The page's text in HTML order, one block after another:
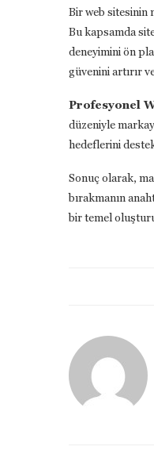
Bir web sitesinin
Bu kapsamda
deneyimini ön
güvenini artırır
Profesyonel
düzeniyle
hedeflerini
Sonuç olarak,
bırakmanın
bir temel